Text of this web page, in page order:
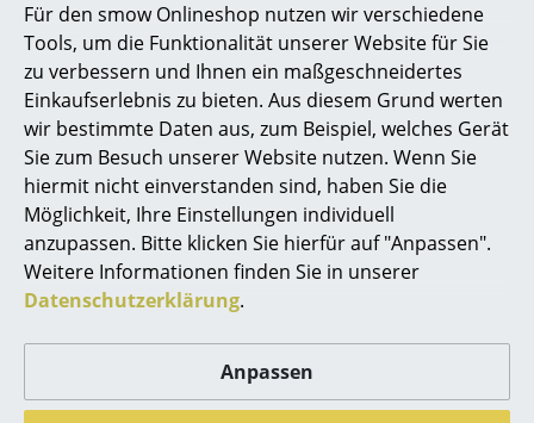
Für den smow Onlineshop nutzen wir verschiedene
Tools, um die Funktionalität unserer Website für Sie
zu verbessern und Ihnen ein maßgeschneidertes
Einkaufserlebnis zu bieten. Aus diesem Grund werten
wir bestimmte Daten aus, zum Beispiel, welches Gerät
Sie zum Besuch unserer Website nutzen. Wenn Sie
hiermit nicht einverstanden sind, haben Sie die
Möglichkeit, Ihre Einstellungen individuell
anzupassen. Bitte klicken Sie hierfür auf "Anpassen".
Weitere Informationen finden Sie in unserer
Datenschutzerklärung.
Anpassen
Betten
Doppelbetten
Einzelbetten
Stapelbetten
Kinderbetten
Nachttische & Bettzubehör
... alle Betten
Uhren
0341 2222 88 10
Mo-Fr: 9-17 Uhr